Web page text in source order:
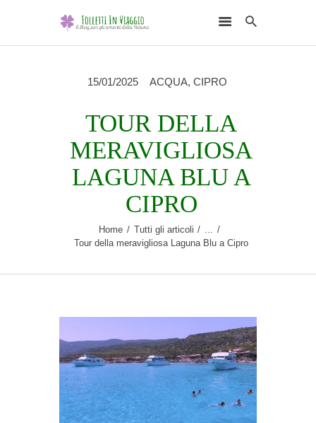
15/01/2025 ACQUA, CIPRO
TOUR DELLA
MERAVIGLIOSA
LAGUNA BLU A
CIPRO
Home Tutti gli articoli
Tour della meravigliosa Laguna Blu a Cipro
HOME
DESTINAZIONI
SCEGLI L’ELEMENTO
NATURALE
RUBRICHE